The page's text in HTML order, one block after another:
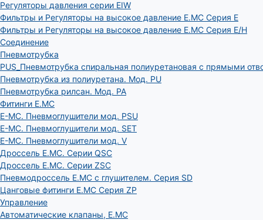
Регуляторы давления серии EIW
Фильтры и Регуляторы на высокое давление E.MC Серия E
Фильтры и Регуляторы на высокое давление E.MC Серия E/H
Соединение
Пневмотрубка
PUS_Пневмотрубка спиральная полиуретановая с прямыми
Пневмотрубка из полиуретана. Мод. РU
Пневмотрубка рилсан. Мод. PA
Фитинги E.MC
E-MC. Пневмоглушители мод. PSU
E-MC. Пневмоглушители мод. SET
E-MC. Пневмоглушители мод. V
Дроссель E.MC. Серии QSC
Дроссель E.MC. Серии ZSC
Пневмодроссель E.MC с глушителем. Серия SD
Цанговые фитинги E.MC Серия ZP
Управление
Автоматические клапаны, Е.МС